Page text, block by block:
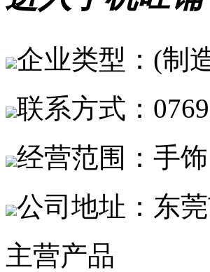
企业类型：(制
联系方式：
经营范围：手
公司地址：东
主营产品